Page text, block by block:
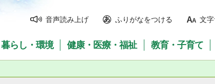
音声読み上げ ふりがなをつける 文
暮らし・環境 健康・医療・福祉 教育・子育て